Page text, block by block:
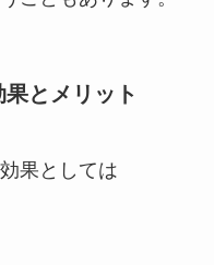
とメリット
果としては